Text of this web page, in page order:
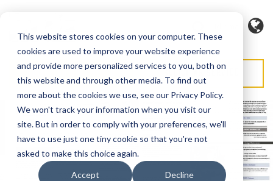
This website stores cookies on your computer. These
cookies are used to improve your website experience
and provide more personalized services to you, both on
this website and through other media. To find out
more about the cookies we use, see our Privacy Policy.
We won't track your information when you visit our
site. But in order to comply with your preferences, we'll
have to use just one tiny cookie so that you're not
asked to make this choice again.
Accept Decline
SOLICITAR ORÇAMENTO SOLICITAR SERVIÇO